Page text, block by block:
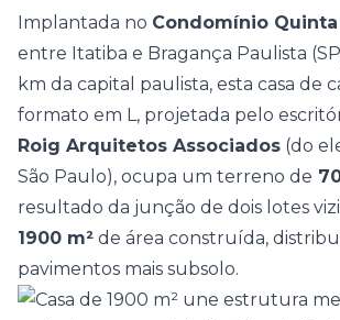
Implantada no Condomínio
entre Itatiba e Bragança Paulista
km da capital paulista, esta casa de
formato em L, projetada pelo
Roig Arquitetos Associados (do
São Paulo), ocupa um terreno de
resultado da junção de dois lotes
1900 m² de área construída,
pavimentos mais subsolo.